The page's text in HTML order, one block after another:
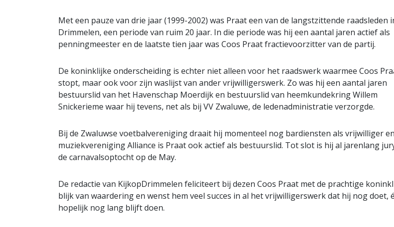
Met een pauze van drie jaar (1999-2002) was Praat een van de langstzittende raadsleden
Drimmelen, een periode van ruim 20 jaar. In die periode was hij een aantal jaren actief als
penningmeester en de laatste tien jaar was Coos Praat fractievoorzitter van de partij.
De koninklijke onderscheiding is echter niet alleen voor het raadswerk waarmee Coos
stopt, maar ook voor zijn waslijst van ander vrijwilligerswerk. Zo was hij een aantal jaren
bestuurslid van het Havenschap Moerdijk en bestuurslid van heemkundekring Willem
Snickerieme waar hij tevens, net als bij VV Zwaluwe, de ledenadministratie verzorgde.
Bij de Zwaluwse voetbalvereniging draait hij momenteel nog bardiensten als vrijwilliger
muziekvereniging Alliance is Praat ook actief als bestuurslid. Tot slot is hij al jarenlang
de carnavalsoptocht op de May.
De redactie van KijkopDrimmelen feliciteert bij dezen Coos Praat met de prachtige
blijk van waardering en wenst hem veel succes in al het vrijwilligerswerk dat hij nog doet,
hopelijk nog lang blijft doen.